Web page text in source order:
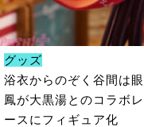
グッズ
浴衣からのぞく谷間は
鳳が大黒湯とのコラボ
ースにフィギュア化